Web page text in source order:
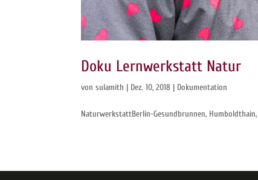
Doku Lernwerkstatt Natur
vonsulamith | Dez. 10, 2018 | Dokumentation
NaturwerkstattBerlin-Gesundbrunnen,